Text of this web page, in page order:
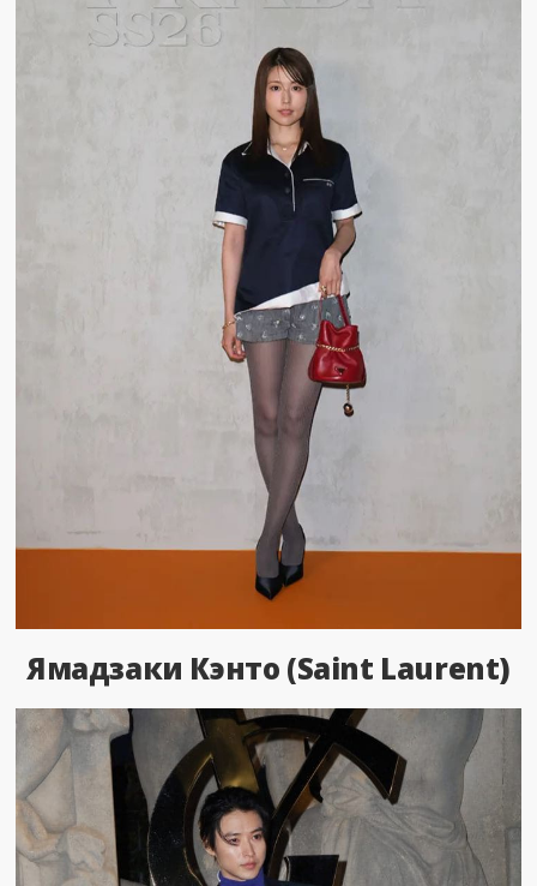
Ямадзаки Кэнто (Saint Laurent)